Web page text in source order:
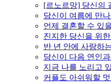
[르노르망] 당신의
당신이 여름에 만
언제 결혼할 수 있
진지한 당신을 위
반 년 안에 사랑하
당신이 다음 연인
지금 나를 노리고
커플도 아쉬워할